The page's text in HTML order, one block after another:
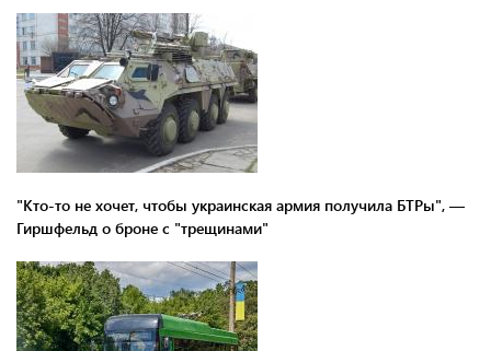
"Кто-то не хочет, чтобы украинская армия получила БТРы", —
Гиршфельд о броне с "трещинами"